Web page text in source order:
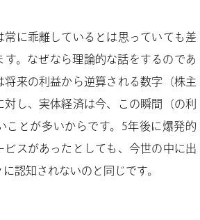
常に乖離しているとは思っていても差
す。なぜなら理論的な話をするのであ
将来の利益から逆算される数字（株主
し、実体経済は今、この瞬間（の利
ことが多いからです。5年後に爆発的
ビスがあったとしても、今世の中に出
認知されないのと同じです。